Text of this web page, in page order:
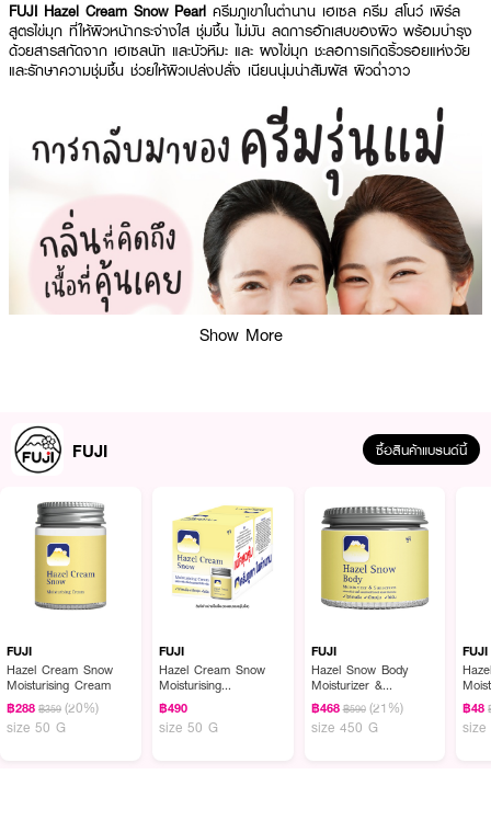
FUJI Hazel Cream Snow Pearl ครีมภูเขาในตำนาน เฮเซล ครีม สโนว์ เพิร์ล
สูตรไข่มุก ที่ให้ผิวหน้ากระจ่างใส ชุ่มชื้น ไม่มัน ลดการอักเสบของผิว พร้อมบำรุง
ด้วยสารสกัดจาก เฮเซลนัท และบัวหิมะ และ ผงไข่มุก ชะลอการเกิดริ้วรอยแห่งวัย
และรักษาความชุ่มชื้น ช่วยให้ผิวเปล่งปลั่ง เนียนนุ่มน่าสัมผัส ผิวฉ่ำวาว
ผลลัพธ์ที่ได้ :
เนียนนุ่ม หน้าไม่มัน
● FUJI Hazel Cream Snow Pearl
● ฟูจิ เฮเซล ครีม สโนว์ เพิร์ล
Show More
FUJI ซื้อสินค้าแบรนด์นี้
FUJI
Hazel Cream Snow
Moisturising Cream
฿288 ฿359 (20%)
size 50 G
FUJI
Hazel Cream Snow
Moisturising
Cream(Pack 1 Get 1
Free)
฿490
size 50 G
FUJI
Hazel Snow Body
Moisturizer &
Sunscreen
฿468 ฿590 (21%)
size 450 G
FUJI
฿48
size